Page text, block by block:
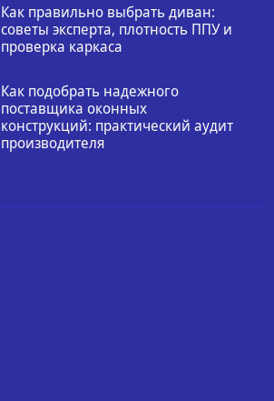
Как правильно выбрать диван:
советы эксперта, плотность ППУ и
проверка каркаса
Как подобрать надежного
поставщика оконных
конструкций: практический аудит
производителя